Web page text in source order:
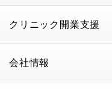
クリニック開業支援
会社情報